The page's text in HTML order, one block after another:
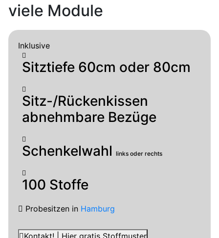
viele Module
Inklusive
Sitztiefe 60cm oder 80cm
Sitz-/Rückenkissen
abnehmbare Bezüge
Schenkelwahl links oder rechts
100 Stoffe
Probesitzen in Hamburg
Kontakt! | Hier gratis Stoffmuster